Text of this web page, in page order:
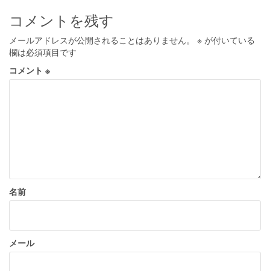
ビ
ゲ
ー
シ
コメントを残す
メールアドレスが公開されることはありません。 ※ が付いている
欄は必須項目です
コメント ※
名前
メール